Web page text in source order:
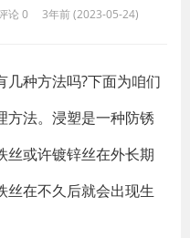
论 0 3年前 (2023-05-24)
种方法吗?下面为咱们
方法。浸塑是一种防锈
丝或许镀锌丝在外长期
丝在不久后就会出现生